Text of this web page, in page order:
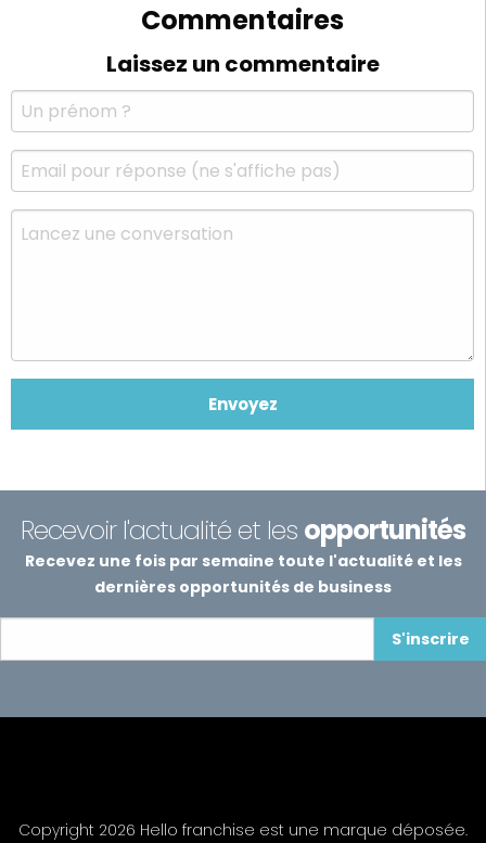
Commentaires
Laissez un commentaire
Recevoir l'actualité et les opportunités
Recevez une fois par semaine toute l'actualité et les
dernières opportunités de business
S'inscrire
Copyright 2026 Hello franchise est une marque déposée.